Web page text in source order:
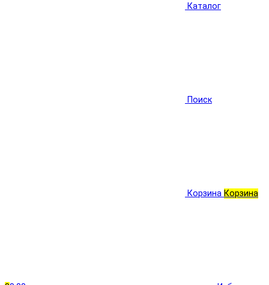
Каталог
Поиск
Корзина Корзина